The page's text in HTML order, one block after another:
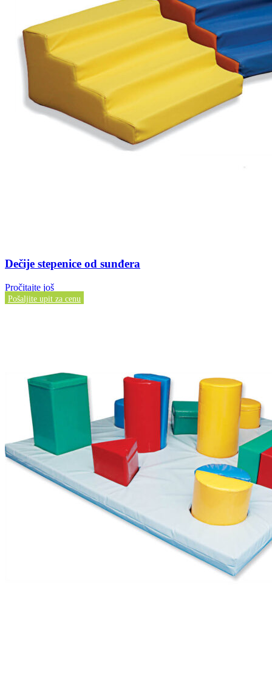
Dečije stepenice od sunđera
Pročitajte još
Pošaljite upit za cenu